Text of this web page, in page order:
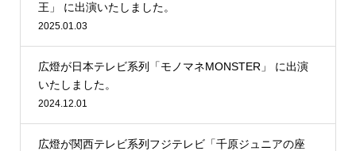
王」 に出演いたしました。
2025.01.03
広燈が日本テレビ系列「モノマネMONSTER」 に出演
いたしました。
2024.12.01
広燈が関西テレビ系列フジテレビ「千原ジュニアの座